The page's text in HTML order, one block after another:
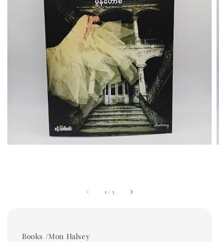
1 / 3
Books /Mon Halsey